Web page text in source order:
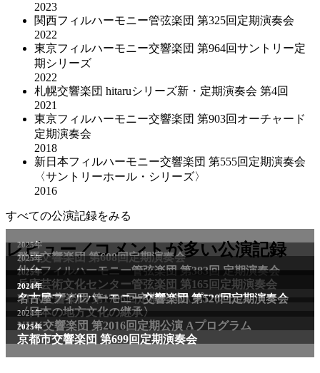
2023
関西フィルハーモニー管弦楽団 第325回定期演奏会
2022
東京フィルハーモニー交響楽団 第964回サントリー定
期シリーズ
2022
札幌交響楽団 hitaruシリーズ新・定期演奏会 第4回
2021
東京フィルハーモニー交響楽団 第903回オーチャード
定期演奏会
2018
新日本フィルハーモニー交響楽団 第555回定期演奏会
〈サントリーホール・シリーズ〉
2016
すべての公演記録をみる
レビュー／コメントが多い公演記録
2025年
群馬交響楽団 第608回定期演奏会
2025年
仙台フィルハーモニー管弦楽団 第383回 定期演奏会
2025年
兵庫芸術文化センター管弦楽団 第165回定期演奏会
2011年
NHK交響楽団 第1706回定期公演Aプログラム
2024年
名古屋フィルハーモニー交響楽団 第520回定期演奏会
〈日本の地方文化の継承〉
2024年
NHK交響楽団 第2016回定期公演 Aプログラム
2025年
京都市交響楽団 第699回定期演奏会